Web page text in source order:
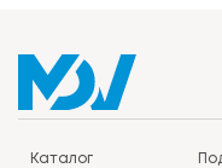
Каталог